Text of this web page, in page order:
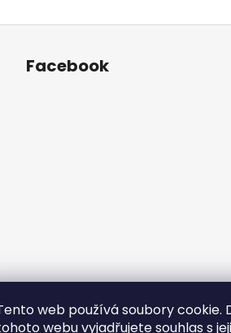
web používá soubory cookie.
webu vyjadřujete souhlas s
Facebook